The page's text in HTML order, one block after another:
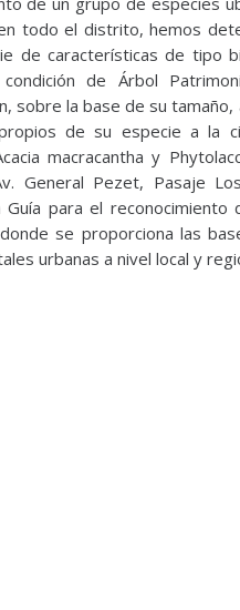
todo el distrito, hemos
de características de tipo
de Árbol
sobre la base de su
de su especie a la
macracantha y
General Pezet, Pasaje
Guía para el
se proporciona las
urbanas a nivel local y